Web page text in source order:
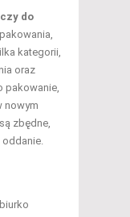
do
kategorii,
oraz
pakowanie,
nowym
zbędne,
oddanie.